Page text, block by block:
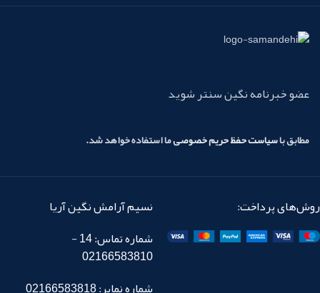
عضو خبرنامه نگین سنتر شوید
مطابق باسیاست حفظ حریم خصوصیما استفاده خواهد شد.
روش‌های پرداخت:
نسیم آرامش نگین آریا
شماره تماس: 14 -
02166583810